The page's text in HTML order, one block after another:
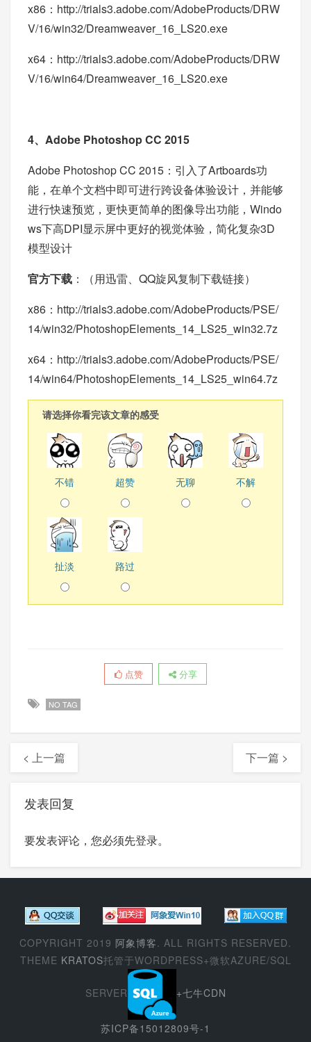
x86： http://trials3.adobe.com/AdobeProducts/DRW
V/16/win32/Dreamweaver_16_LS20.exe
x64： http://trials3.adobe.com/AdobeProducts/DRW
V/16/win64/Dreamweaver_16_LS20.exe
4、Adobe Photoshop CC 2015
Adobe Photoshop CC 2015：引入了Artboards功
能，在单个文档中即可进行跨设备体验设计，并能够
进行快速预览，更快更简单的图像导出功能，Windo
ws下高DPI显示屏中更好的视觉体验，简化复杂3D
模型设计
官方下载 ：（用迅雷、QQ旋风复制下载链接）
x86： http://trials3.adobe.com/AdobeProducts/PSE/
14/win32/PhotoshopElements_14_LS25_win32.7z
x64： http://trials3.adobe.com/AdobeProducts/PSE/
14/win64/PhotoshopElements_14_LS25_win64.7z
请选择你看完该文章的感受
不错 超赞 无聊 不解
扯淡 路过
点赞 分享
NO TAG
< 上一篇 下一篇 >
发表回复
要发表评论，您必须先登录。
COPYRIGHT 2019 阿象博客 . ALL RIGHTS RESERVED.
THEME KRATOS托管于WORDPRESS+微软AZURE/SQL
SERVER +七牛CDN
苏ICP备15012809号-1